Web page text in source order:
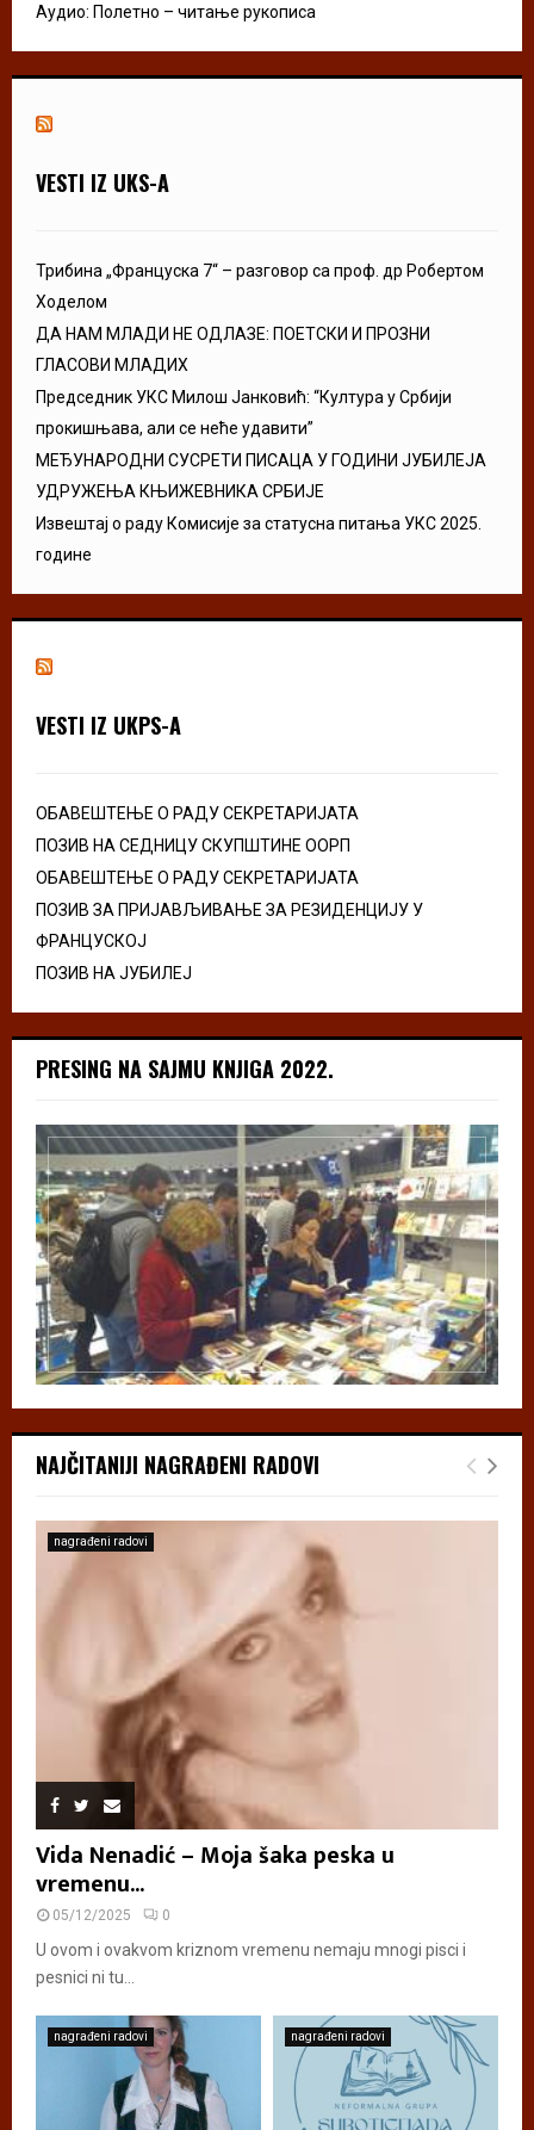
Аудио: Полетно – читање рукописа
VESTI IZ UKS-A
Трибина „Француска 7“ – разговор са проф. др Робертом
Ходелом
ДА НАМ МЛАДИ НЕ ОДЛАЗЕ: ПОЕТСКИ И ПРОЗНИ
ГЛАСОВИ МЛАДИХ
Председник УКС Милош Јанковић: “Култура у Србији
прокишњава, али се неће удавити”
МЕЂУНАРОДНИ СУСРЕТИ ПИСАЦА У ГОДИНИ ЈУБИЛЕЈА
УДРУЖЕЊА КЊИЖЕВНИКА СРБИЈЕ
Извештај о раду Комисије за статусна питања УКС 2025.
године
VESTI IZ UKPS-A
ОБАВЕШТЕЊЕ О РАДУ СЕКРЕТАРИЈАТА
ПОЗИВ НА СЕДНИЦУ СКУПШТИНЕ ООРП
ОБАВЕШТЕЊЕ О РАДУ СЕКРЕТАРИЈАТА
ПОЗИВ ЗА ПРИЈАВЉИВАЊЕ ЗА РЕЗИДЕНЦИЈУ У
ФРАНЦУСКОЈ
ПОЗИВ НА ЈУБИЛЕЈ
PRESING NA SAJMU KNJIGA 2022.
NAJČITANIJI NAGRAĐENI RADOVI
nagrađeni radovi
Vida Nenadić – Moja šaka peska u
vremenu...
05/12/2025 0
U ovom i ovakvom kriznom vremenu nemaju mnogi pisci i
pesnici ni tu...
nagrađeni radovi nagrađeni radovi